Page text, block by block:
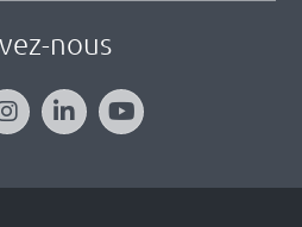
nous